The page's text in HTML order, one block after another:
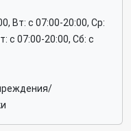
Вт: c 07:00-20:00, Ср:
c 07:00-20:00, Сб: c